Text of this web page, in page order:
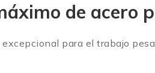
de acero
para el trabajo